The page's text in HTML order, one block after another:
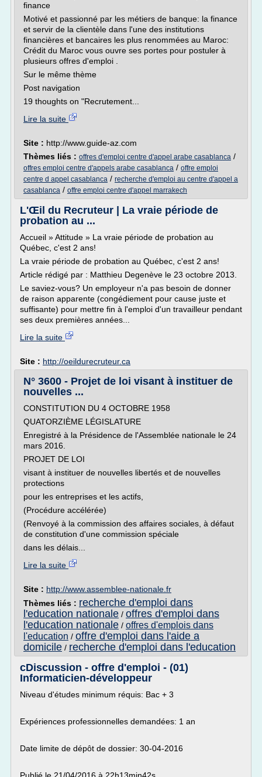
finance
Motivé et passionné par les métiers de banque: la finance
et servir de la clientèle dans l'une des institutions
financières et bancaires les plus renommées au Maroc:
Crédit du Maroc vous ouvre ses portes pour postuler à
plusieurs offres d'emploi .
Sur le même thème
Post navigation
19 thoughts on "Recrutement...
Lire la suite
Site : http://www.guide-az.com
Thèmes liés : offres d'emploi centre d'appel arabe casablanca /
offres emploi centre d'appels arabe casablanca / offre emploi
centre d appel casablanca / recherche d'emploi au centre d'appel a
casablanca / offre emploi centre d'appel marrakech
L'Œil du Recruteur | La vraie période de
probation au ...
Accueil » Attitude » La vraie période de probation au
Québec, c'est 2 ans!
La vraie période de probation au Québec, c'est 2 ans!
Article rédigé par : Matthieu Degenève le 23 octobre 2013.
Le saviez-vous? Un employeur n'a pas besoin de donner
de raison apparente (congédiement pour cause juste et
suffisante) pour mettre fin à l'emploi d'un travailleur pendant
ses deux premières années...
Lire la suite
Site : http://oeildurecruteur.ca
N° 3600 - Projet de loi visant à instituer de
nouvelles ...
CONSTITUTION DU 4 OCTOBRE 1958
QUATORZIÈME LÉGISLATURE
Enregistré à la Présidence de l'Assemblée nationale le 24
mars 2016.
PROJET DE LOI
visant à instituer de nouvelles libertés et de nouvelles
protections
pour les entreprises et les actifs,
(Procédure accélérée)
(Renvoyé à la commission des affaires sociales, à défaut
de constitution d'une commission spéciale
dans les délais...
Lire la suite
Site : http://www.assemblee-nationale.fr
Thèmes liés : recherche d'emploi dans
l'education nationale / offres d'emploi dans
l'education nationale / offres d'emplois dans
l'education / offre d'emploi dans l'aide a
domicile / recherche d'emploi dans l'education
cDiscussion - offre d'emploi - (01)
Informaticien-développeur
Niveau d'études minimum réquis: Bac + 3
Expériences professionnelles demandées: 1 an
Date limite de dépôt de dossier: 30-04-2016